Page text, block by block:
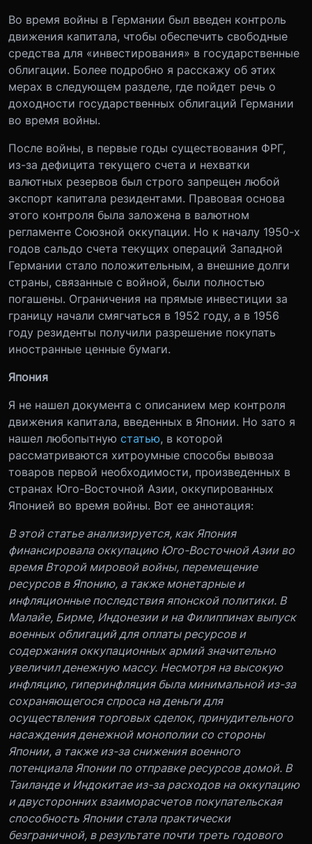
Во время войны в Германии был введен контроль
движения капитала, чтобы обеспечить свободные
средства для «инвестирования» в государственные
облигации. Более подробно я расскажу об этих
мерах в следующем разделе, где пойдет речь о
доходности государственных облигаций Германии
во время войны.
После войны, в первые годы существования ФРГ,
из-за дефицита текущего счета и нехватки
валютных резервов был строго запрещен любой
экспорт капитала резидентами. Правовая основа
этого контроля была заложена в валютном
регламенте Союзной оккупации. Но к началу 1950-х
годов сальдо счета текущих операций Западной
Германии стало положительным, а внешние долги
страны, связанные с войной, были полностью
погашены. Ограничения на прямые инвестиции за
границу начали смягчаться в 1952 году, а в 1956
году резиденты получили разрешение покупать
иностранные ценные бумаги.
Япония
Я не нашел документа с описанием мер контроля
движения капитала, введенных в Японии. Но зато я
нашел любопытную статью, в которой
рассматриваются хитроумные способы вывоза
товаров первой необходимости, произведенных в
странах Юго-Восточной Азии, оккупированных
Японией во время войны. Вот ее аннотация:
В этой статье анализируется, как Япония
финансировала оккупацию Юго-Восточной Азии во
время Второй мировой войны, перемещение
ресурсов в Японию, а также монетарные и
инфляционные последствия японской политики. В
Малайе, Бирме, Индонезии и на Филиппинах выпуск
военных облигаций для оплаты ресурсов и
содержания оккупационных армий значительно
увеличил денежную массу. Несмотря на высокую
инфляцию, гиперинфляция была минимальной из-за
сохраняющегося спроса на деньги для
осуществления торговых сделок, принудительного
насаждения денежной монополии со стороны
Японии, а также из-за снижения военного
потенциала Японии по отправке ресурсов домой. В
Таиланде и Индокитае из-за расходов на оккупацию
и двусторонних взаиморасчетов покупательская
способность Японии стала практически
безграничной, в результате почти треть годового